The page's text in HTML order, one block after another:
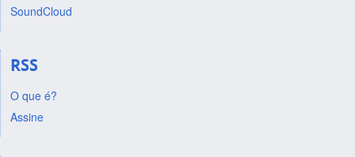
SoundCloud
RSS
O que é?
Assine